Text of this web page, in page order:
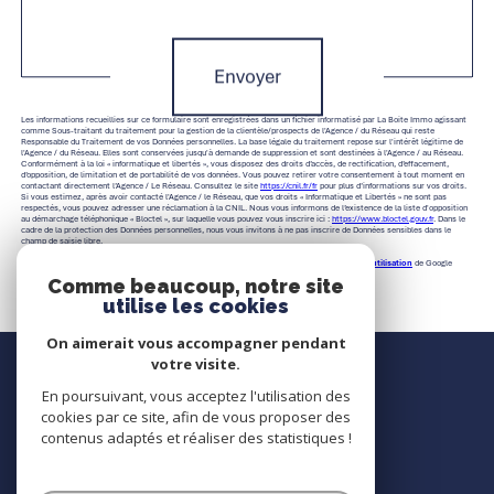
Envoyer
Les informations recueillies sur ce formulaire sont enregistrées dans un fichier informatisé par La Boite Immo agissant
comme Sous-traitant du traitement pour la gestion de la clientèle/prospects de l'Agence / du Réseau qui reste
Responsable du Traitement de vos Données personnelles. La base légale du traitement repose sur l'intérêt légitime de
l'Agence / du Réseau. Elles sont conservées jusqu'à demande de suppression et sont destinées à l'Agence / au Réseau.
Conformément à la loi « informatique et libertés », vous disposez des droits d’accès, de rectification, d’effacement,
d’opposition, de limitation et de portabilité de vos données. Vous pouvez retirer votre consentement à tout moment en
contactant directement l’Agence / Le Réseau. Consultez le site https://cnil.fr/fr pour plus d’informations sur vos droits.
Si vous estimez, après avoir contacté l'Agence / le Réseau, que vos droits « Informatique et Libertés » ne sont pas
respectés, vous pouvez adresser une réclamation à la CNIL. Nous vous informons de l’existence de la liste d'opposition
au démarchage téléphonique « Bloctel », sur laquelle vous pouvez vous inscrire ici : https://www.bloctel.gouv.fr. Dans le
cadre de la protection des Données personnelles, nous vous invitons à ne pas inscrire de Données sensibles dans le
champ de saisie libre.
Conditions d'utilisation de Google
Nous contacter
Contact
Nous suivre
Comme beaucoup, notre site
utilise les cookies
On aimerait vous accompagner pendant
votre visite.
En poursuivant, vous acceptez l'utilisation des
cookies par ce site, afin de vous proposer des
contenus adaptés et réaliser des statistiques !